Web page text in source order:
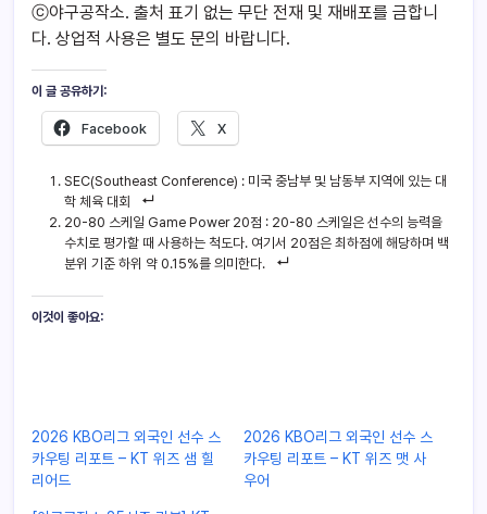
ⓒ야구공작소. 출처 표기 없는 무단 전재 및 재배포를 금합니
다. 상업적 사용은 별도 문의 바랍니다.
이 글 공유하기:
Facebook X
SEC(Southeast Conference) : 미국 중남부 및 남동부 지역에 있는 대
학 체육 대회
20-80 스케일 Game Power 20점 : 20-80 스케일은 선수의 능력을
수치로 평가할 때 사용하는 척도다. 여기서 20점은 최하점에 해당하며 백
분위 기준 하위 약 0.15%를 의미한다.
이것이 좋아요:
2026 KBO리그 외국인 선수 스
카우팅 리포트 – KT 위즈 샘 힐
리어드
2026 KBO리그 외국인 선수 스
카우팅 리포트 – KT 위즈 맷 사
우어